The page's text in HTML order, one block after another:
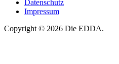
Datenschutz
Impressum
Copyright © 2026 Die EDDA.